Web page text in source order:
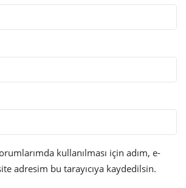
kullanılması için adım, e-
adresim bu tarayıcıya kaydedilsin.